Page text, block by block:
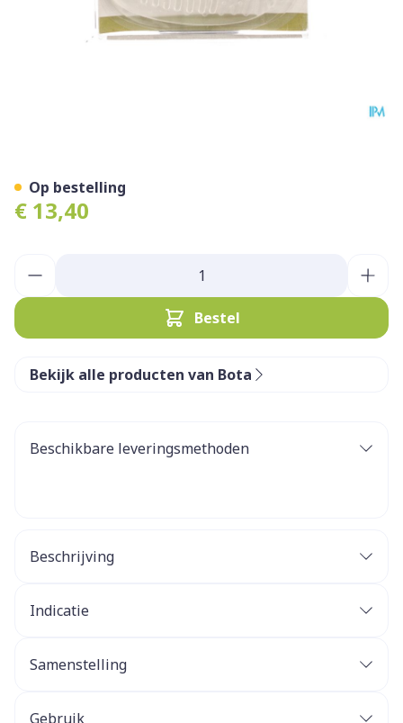
€ 13,40
Bestel
Op bestelling
Bekijk alle producten van Bota
Beschikbare leveringsmethoden
Beschrijving
Indicatie
Samenstelling
Gebruik